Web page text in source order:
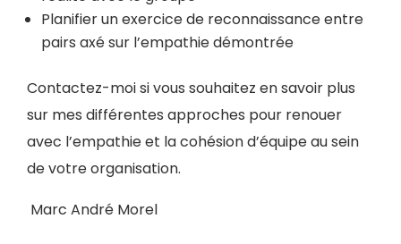
Planifier un exercice de reconnaissance entre
pairs axé sur l’empathie démontrée
Contactez-moi si vous souhaitez en savoir plus
sur mes différentes approches pour renouer
avec l’empathie et la cohésion d’équipe au sein
de votre organisation.
Marc André Morel